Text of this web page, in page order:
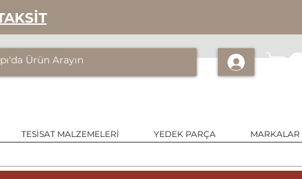
TESİSAT MALZEMELERİ YEDEK PARÇA MARKALAR